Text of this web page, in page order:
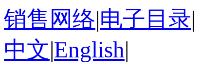
销售网络|电子目录|
中文|English|